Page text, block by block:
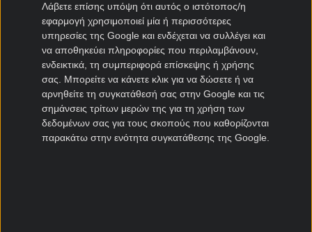
Λάβετε επίσης υπόψη ότι αυτός ο ιστότοπος/η
εφαρμογή χρησιμοποιεί μία ή περισσότερες
υπηρεσίες της Google και ενδέχεται να συλλέγει και
να αποθηκεύει πληροφορίες που περιλαμβάνουν,
ενδεικτικά, τη συμπεριφορά επίσκεψης ή χρήσης
σας. Μπορείτε να κάνετε κλικ για να δώσετε ή να
αρνηθείτε τη συγκατάθεσή σας στην Google και τις
σημάνσεις τρίτων μερών της για τη χρήση των
δεδομένων σας για τους σκοπούς που καθορίζονται
παρακάτω στην ενότητα συγκατάθεσης της Google.
Νίκη Βόλου μεταγραφές
Μεταγραφές Cyprus League
Πάφος μεταγραφές
ΑΠΟΕΛ μεταγραφές
ΑΕΚ Λάρνακας μεταγραφές
Ομόνοια μεταγραφές